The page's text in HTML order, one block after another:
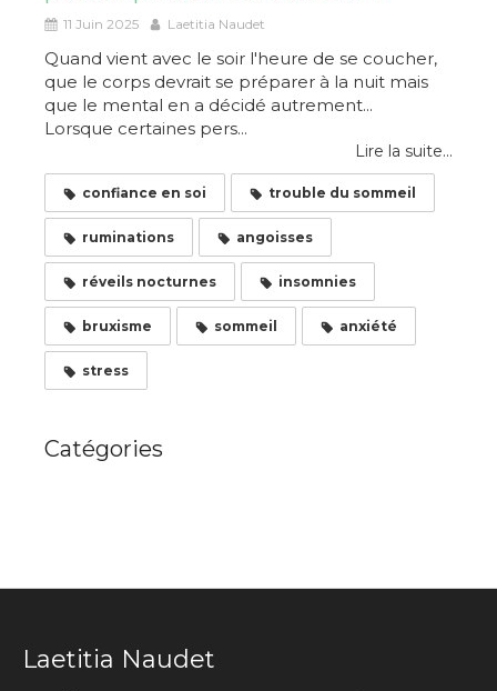
11 Juin 2025 Laetitia Naudet
Quand vient avec le soir l'heure de se coucher,
que le corps devrait se préparer à la nuit mais
que le mental en a décidé autrement...
Lorsque certaines pers...
Lire la suite...
confiance en soi trouble du sommeil
ruminations angoisses
réveils nocturnes insomnies
bruxisme sommeil anxiété
stress
Catégories
Laetitia Naudet